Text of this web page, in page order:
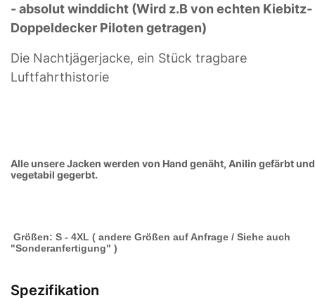
- absolut winddicht (Wird z.B von echten Kiebitz-
Doppeldecker Piloten getragen)
Die Nachtjägerjacke, ein Stück tragbare
Luftfahrthistorie
Alle unsere Jacken werden von Hand genäht, Anilin gefärbt und
vegetabil gegerbt.
Größen: S - 4XL ( andere Größen auf Anfrage / Siehe auch
"Sonderanfertigung" )
Spezifikation